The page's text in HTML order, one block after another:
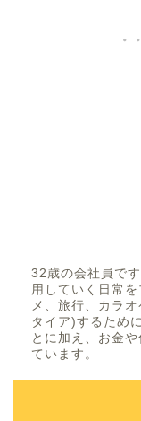
32歳の会社員で
用していく日常
メ、旅行、カラ
タイア)するため
とに加え、お金
ています。